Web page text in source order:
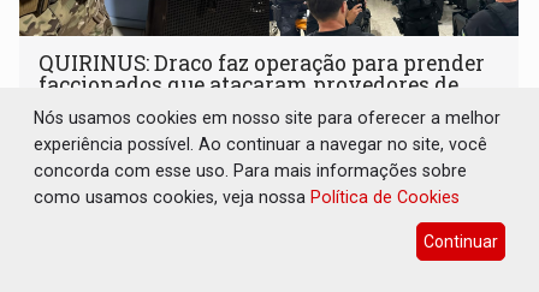
QUIRINUS: Draco faz operação para prender
faccionados que atacaram provedores de
internet
Polícia 07 de Agosto de 2026 às 07:19
Operação Quirinus é tratada pelas autoridades de
segurança pública como a primeira fase de uma série de
Nós usamos cookies em nosso site para oferecer a melhor
experiência possível. Ao continuar a navegar no site, você
concorda com esse uso. Para mais informações sobre
como usamos cookies, veja nossa Política de Cookies
Continuar